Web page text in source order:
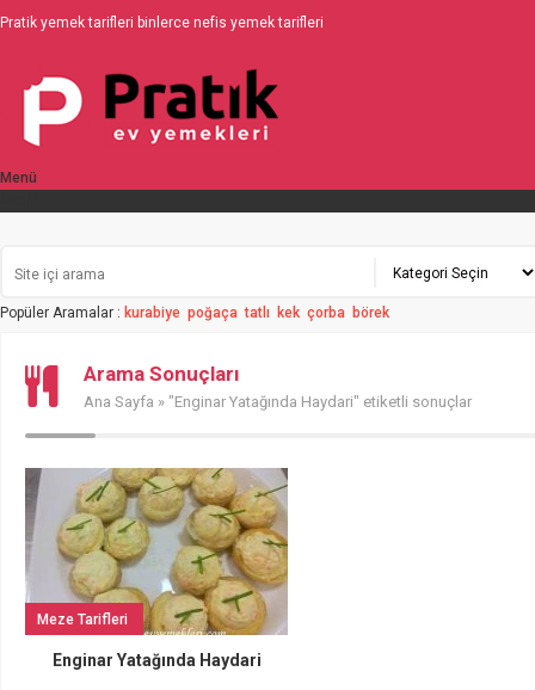
Pratik yemek tarifleri binlerce nefis yemek tarifleri
Menü
Popüler Aramalar : kurabiye poğaça tatlı kek çorba börek
Arama Sonuçları
Ana Sayfa » "Enginar Yatağında Haydari" etiketli sonuçlar
Meze Tarifleri
Enginar Yatağında Haydari